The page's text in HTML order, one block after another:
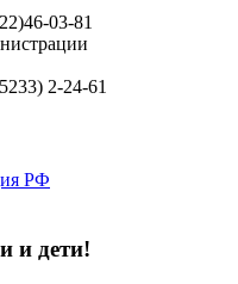
03-81
2-24-61
и дети!